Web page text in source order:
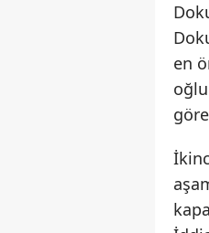
en